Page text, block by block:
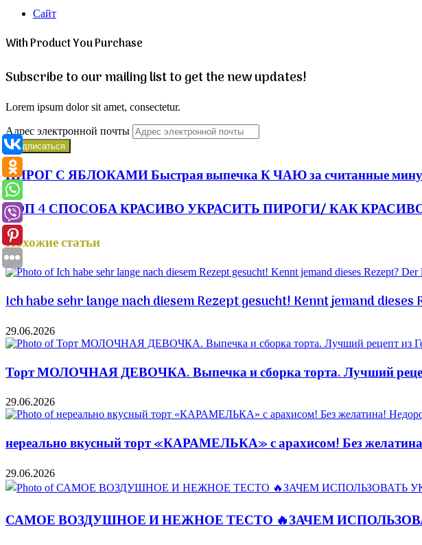
Сайт
With Product You Purchase
Subscribe to our mailing list to get the new updates!
Lorem ipsum dolor sit amet, consectetur.
Адрес электронной почты
ПИРОГ С ЯБЛОКАМИ Быстрая выпечка К ЧАЮ за считанные
ТОП 4 СПОСОБА КРАСИВО УКРАСИТЬ ПИРОГИ/ КАК
Похожие статьи
Ich habe sehr lange nach diesem Rezept gesucht! Kennt jemand
29.06.2026
Торт МОЛОЧНАЯ ДЕВОЧКА. Выпечка и сборка торта. Лучший
29.06.2026
нереально вкусный торт «КАРАМЕЛЬКА» с арахисом! Без
29.06.2026
САМОЕ ВОЗДУШНОЕ И НЕЖНОЕ ТЕСТО 🔥ЗАЧЕМ